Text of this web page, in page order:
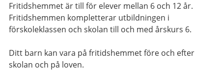
Fritidshemmet är till för elever mellan 6 och 12 år.
Fritidshemmen kompletterar utbildningen i
förskoleklassen och skolan till och med årskurs 6.
Ditt barn kan vara på fritidshemmet före och efter
skolan och på loven.